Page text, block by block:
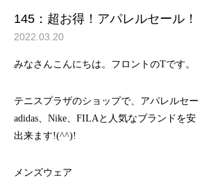
145：超お得！アパレルセール！
2022.03.20
みなさんこんにちは。フロントのTです。
テニスプラザのショップで、アパレルセ
adidas、Nike、FILAと人気なブランドを
出来ます!(^^)!
メンズウェア